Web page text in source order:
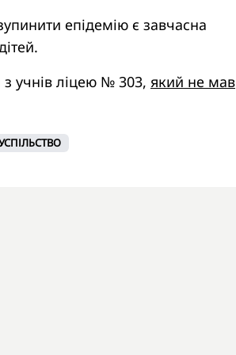
епідемію є завчасна
з учнів ліцею № 303, який не мав